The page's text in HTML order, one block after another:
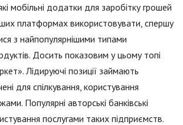
мобільні додатки для заробітку грошей
платформах використовувати, спершу
з найпопулярнішими типами
Досить показовим у цьому топі
Лідируючі позиції займають
для спілкування, користування
Популярні авторські банківські
послугами таких підприємств.